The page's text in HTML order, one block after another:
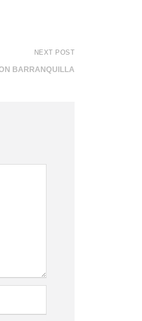
NEXT POST
BARRANQUILLA